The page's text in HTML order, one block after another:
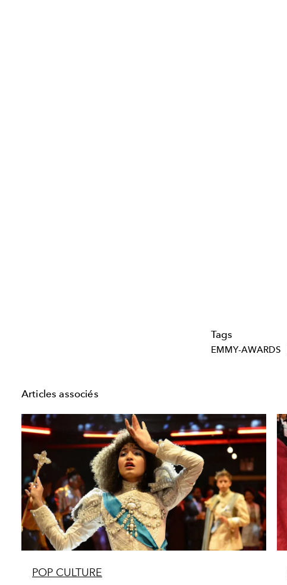
Tags
EMMY-AWARDS
Articles associés
POP CULTURE